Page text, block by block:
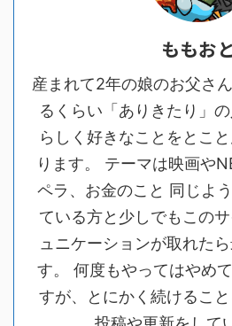
ももおと
産まれて2年の娘のお父さ
るくらい「ありきたり」
らしく好きなことをとこ
ります。 テーマは映画や
ペラ、お金のこと 同じよ
ている方と少しでもこの
ュニケーションが取れた
す。 何度もやってはやめ
すが、とにかく続けるこ